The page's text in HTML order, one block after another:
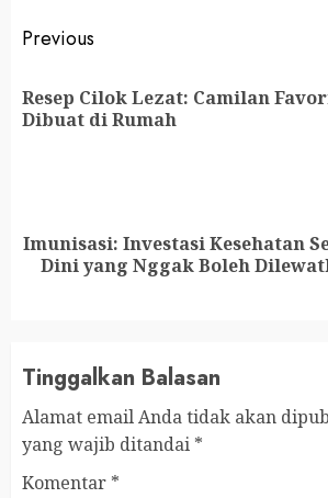
Continue
Reading
Previous
Resep Cilok Lezat: Camilan
Dibuat di Rumah
Next
post:
Imunisasi: Investasi Kesehatan
Dini yang Nggak Boleh
Tinggalkan Balasan
Alamat email Anda tidak akan
yang wajib ditandai *
Komentar *